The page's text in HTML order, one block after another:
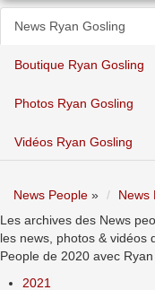
News Ryan Gosling
Boutique Ryan Gosling
Photos Ryan Gosling
Vidéos Ryan Gosling
News People » News
Les archives des News
les news, photos & vidéos
People de 2020 avec Ryan
2021